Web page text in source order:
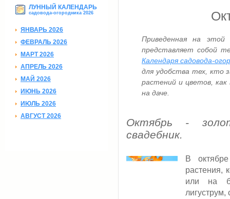
ЛУННЫЙ КАЛЕНДАРЬ
садовода-огородника 2026
ЯНВАРЬ 2026
ФЕВРАЛЬ 2026
МАРТ 2026
АПРЕЛЬ 2026
МАЙ 2026
ИЮНЬ 2026
ИЮЛЬ 2026
АВГУСТ 2026
Приведенная на этой
представляет собой
Календаря садовода-
для удобства тех, кто
растений и цветов,
на даче.
Октябрь -
свадебник.
В
растения,
или на